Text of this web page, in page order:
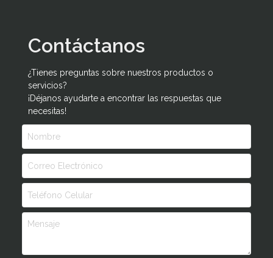
Contáctanos
¿Tienes preguntas sobre nuestros productos o
servicios?
¡Déjanos ayudarte a encontrar las respuestas que
necesitas!